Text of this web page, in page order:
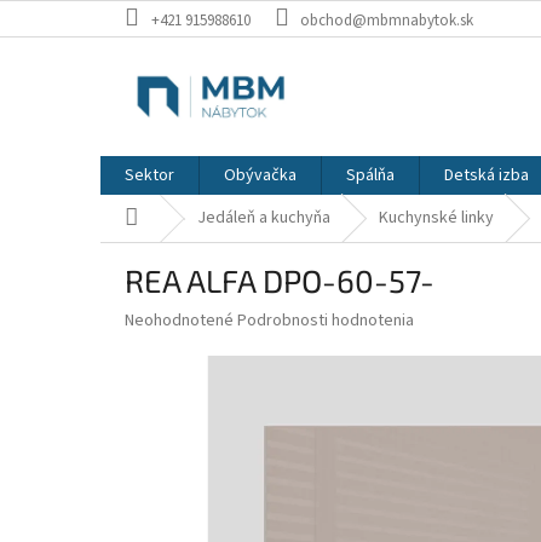
na
+421 915988610 obchod@mbmnabytok.sk
Sektor Obývačka Spálňa Detská izba
Domov Jedáleň a kuchyňa Kuchynské linky
REA ALFA DPO-60-57-
Priemerné
Neohodnotené Podrobnosti hodnotenia